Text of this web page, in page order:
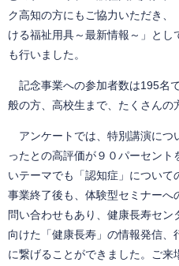
ク高知の方にもご協力いただき
ける福祉用具～最新情報～」とし
も行いました。
記念事業への参加者数は195名
般の方、高校生まで、たくさんの
アンケートでは、特別講演につ
ったとの高評価が９０パーセン
いテーマでも「認知症」について
事業終了後も、体験型セミナーへ
問い合わせもあり、健康長寿セ
向けた「健康長寿」の情報発信、
に繋げることができました。ご